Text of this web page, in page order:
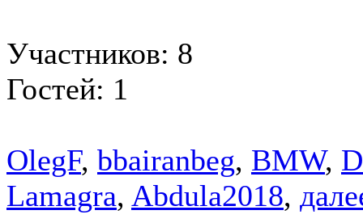
Участников: 8
Гостей: 1
OlegF, bbairanbeg, BMW,
Lamagra, Abdula2018,